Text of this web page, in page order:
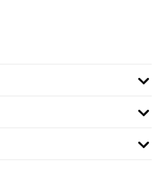
06/07/2025